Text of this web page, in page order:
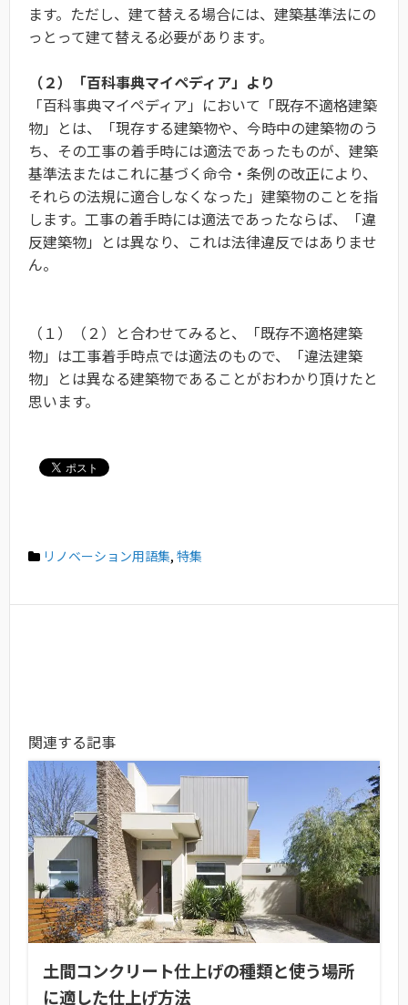
ます。ただし、建て替える場合には、建築基準法にの
っとって建て替える必要があります。
（２）「百科事典マイペディア」より
「百科事典マイペディア」において「既存不適格建築
物」とは、「現存する建築物や、今時中の建築物のう
ち、その工事の着手時には適法であったものが、建築
基準法またはこれに基づく命令・条例の改正により、
それらの法規に適合しなくなった」建築物のことを指
します。工事の着手時には適法であったならば、「違
反建築物」とは異なり、これは法律違反ではありませ
ん。
（１）（２）と合わせてみると、「既存不適格建築
物」は工事着手時点では適法のもので、「違法建築
物」とは異なる建築物であることがおわかり頂けたと
思います。
リノベーション用語集, 特集
関連する記事
土間コンクリート仕上げの種類と使う場所
に適した仕上げ方法